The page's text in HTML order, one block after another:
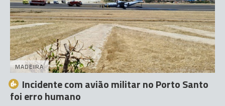
MADEIRA
Incidente com avião militar no Porto Santo
foi erro humano